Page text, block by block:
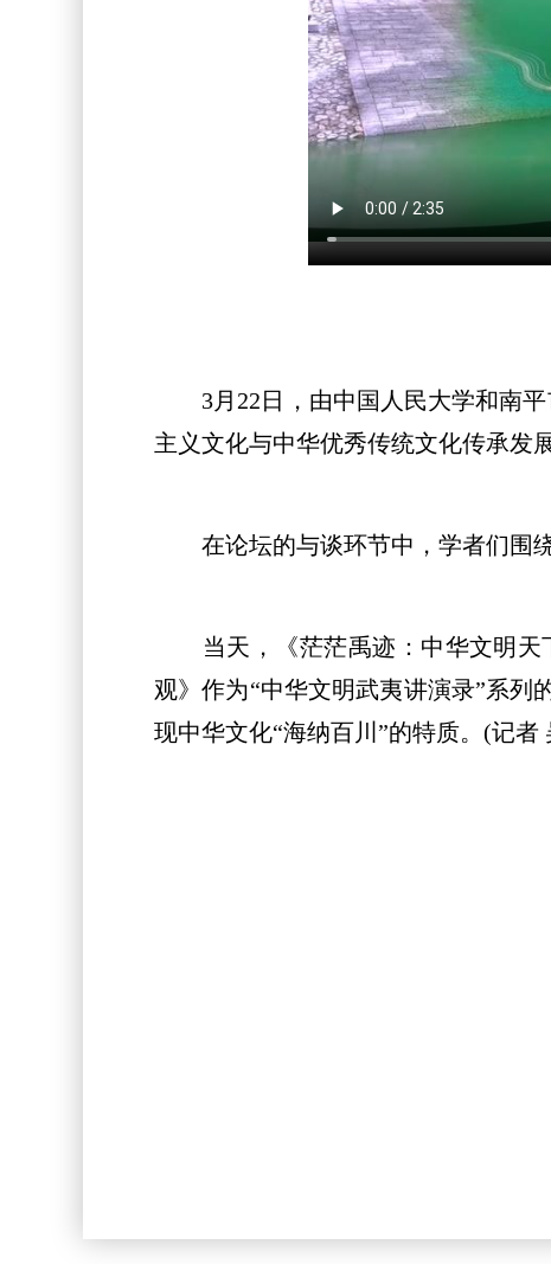
3月22日，由中国人民大学和南平
主义文化与中华优秀传统文化传承发
在论坛的与谈环节中，学者们围绕
当天，《茫茫禹迹：中华文明天
观》作为“中华文明武夷讲演录”系列
现中华文化“海纳百川”的特质。(记者